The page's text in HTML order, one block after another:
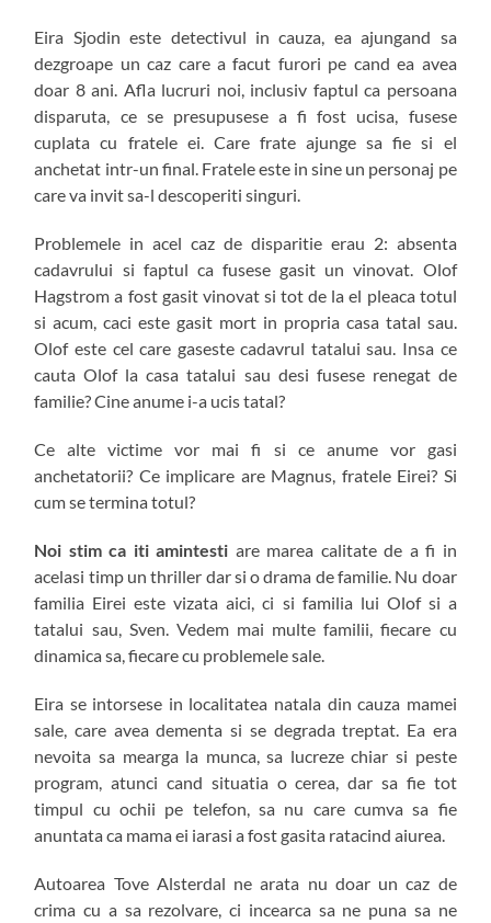
Eira Sjodin este detectivul in cauza, ea ajungand sa
dezgroape un caz care a facut furori pe cand ea avea
doar 8 ani. Afla lucruri noi, inclusiv faptul ca persoana
disparuta, ce se presupusese a fi fost ucisa, fusese
cuplata cu fratele ei. Care frate ajunge sa fie si el
anchetat intr-un final. Fratele este in sine un personaj pe
care va invit sa-l descoperiti singuri.
Problemele in acel caz de disparitie erau 2: absenta
cadavrului si faptul ca fusese gasit un vinovat. Olof
Hagstrom a fost gasit vinovat si tot de la el pleaca totul
si acum, caci este gasit mort in propria casa tatal sau.
Olof este cel care gaseste cadavrul tatalui sau. Insa ce
cauta Olof la casa tatalui sau desi fusese renegat de
familie? Cine anume i-a ucis tatal?
Ce alte victime vor mai fi si ce anume vor gasi
anchetatorii? Ce implicare are Magnus, fratele Eirei? Si
cum se termina totul?
Noi stim ca iti amintesti are marea calitate de a fi in
acelasi timp un thriller dar si o drama de familie. Nu doar
familia Eirei este vizata aici, ci si familia lui Olof si a
tatalui sau, Sven. Vedem mai multe familii, fiecare cu
dinamica sa, fiecare cu problemele sale.
Eira se intorsese in localitatea natala din cauza mamei
sale, care avea dementa si se degrada treptat. Ea era
nevoita sa mearga la munca, sa lucreze chiar si peste
program, atunci cand situatia o cerea, dar sa fie tot
timpul cu ochii pe telefon, sa nu care cumva sa fie
anuntata ca mama ei iarasi a fost gasita ratacind aiurea.
Autoarea Tove Alsterdal ne arata nu doar un caz de
crima cu a sa rezolvare, ci incearca sa ne puna sa ne